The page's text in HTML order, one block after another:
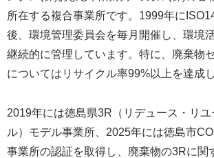
所在する複合事業所です。1999年に
後、環境管理委員会を毎月開催し、環境
継続的に管理しています。特に、廃棄物
についてはリサイクル率99%以上を達成
2019年には徳島県3R（リデュース・リユ
ル）モデル事業所、2025年には徳島市CO
事業所の認証を取得し、廃棄物の3Rに関